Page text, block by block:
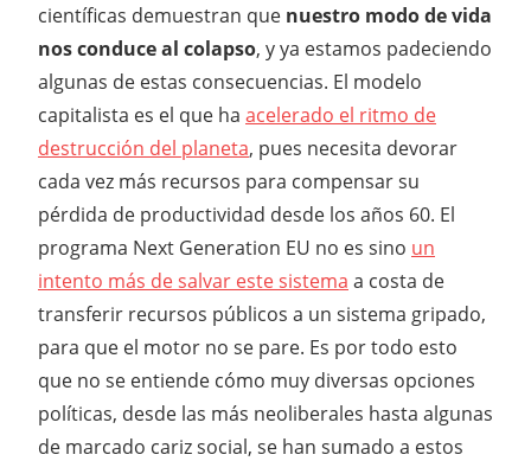
científicas demuestran que nuestro modo de vida
nos conduce al colapso, y ya estamos padeciendo
algunas de estas consecuencias. El modelo
capitalista es el que ha acelerado el ritmo de
destrucción del planeta, pues necesita devorar
cada vez más recursos para compensar su
pérdida de productividad desde los años 60. El
programa Next Generation EU no es sino un
intento más de salvar este sistema a costa de
transferir recursos públicos a un sistema gripado,
para que el motor no se pare. Es por todo esto
que no se entiende cómo muy diversas opciones
políticas, desde las más neoliberales hasta algunas
de marcado cariz social, se han sumado a estos